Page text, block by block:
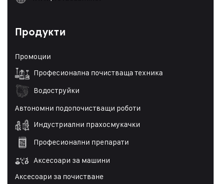
Продукти
Промоции
Професионална почистваща техника
Водоструйки
Автономни подопочистващи роботи
Индустриални прахосмукачки
Професионални препарати
Аксесоари за машини
Аксесоари за почистване